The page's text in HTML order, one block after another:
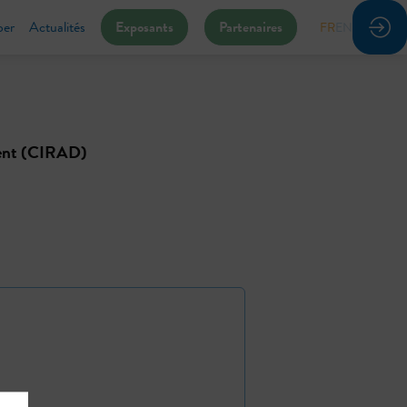
Actualités Exposants Partenaires FR
(CIRAD)